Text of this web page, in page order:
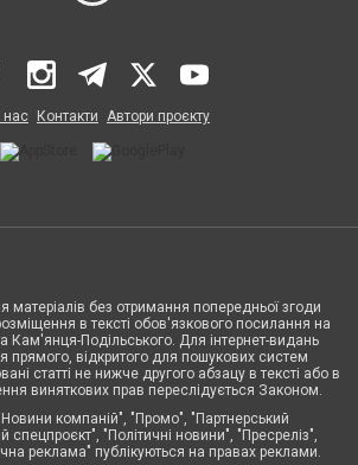
нас Контакти Автори проєкту
матеріалів без отримання попередньої згоди
в тексті обов'язкового посилання на
Кам'янця-Подільського. Для інтернет-видань
прямого, відкритого для пошукових систем
статті не нижче другого абзацу в тексті або в
виняткових прав переслідується Законом.
компаній", "Промо", "Партнерський
спецпроєкт", "Політичні новини", "Пресреліз",
реклама" публікуються на правах реклами.